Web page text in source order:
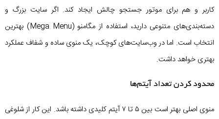
کاربر و هم برای موتور جستجو چالش ایجاد کند. اگر سایت بزرگ و
دسته‌بندی‌های متنوعی دارید، استفاده از مگامنو (Mega Menu) بهترین
انتخاب است. اما در وب‌سایت‌های کوچک، یک منوی ساده و شفاف عملکرد
بهتری خواهد داشت.
محدود کردن تعداد آیتم‌ها
منوی اصلی بهتر است بین ۵ تا ۷ آیتم کلیدی داشته باشد. این کار از شلوغی